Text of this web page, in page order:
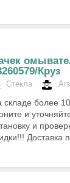
Круз
Стекла
складе более
и
и
Доставка